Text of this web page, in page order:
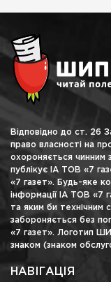
Відповідно до ст. 26
право власності на
охороняється чинним
публікує ІА ТОВ «7
«7 газет». Будь-яке
інформації ІА ТОВ «7
та яким би технічним
забороняється без
«7 газет». Логотип
знаком (знаком
НАВІГАЦІЯ